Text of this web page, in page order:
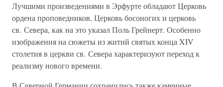
Лучшими произведениями в Эрфурте обладают Церковь
ордена проповедников, Церковь босоногих и церковь
св. Севера, как на это указал Поль Грейнерт. Особенно
изображения на сюжеты из житий святых конца XIV
столетия в церкви св. Севера характеризуют переход к
реализму нового времени.